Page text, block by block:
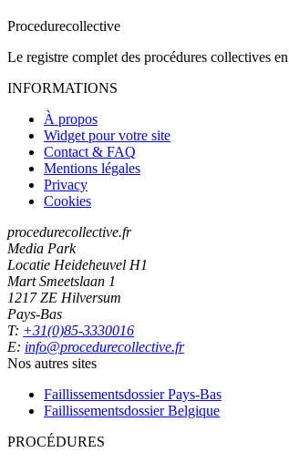
Procedurecollective
Le registre complet des procédures collectives
INFORMATIONS
À propos
Widget pour votre site
Contact & FAQ
Mentions légales
Privacy
Cookies
procedurecollective.fr
Media Park
Locatie Heideheuvel H1
Mart Smeetslaan 1
1217 ZE Hilversum
Pays-Bas
T: +31(0)85-3330016
E: info@procedurecollective.fr
Nos autres sites
Faillissementsdossier Pays-Bas
Faillissementsdossier Belgique
PROCÉDURES